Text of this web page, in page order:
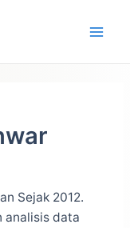
Sejak 2012.
analisis data